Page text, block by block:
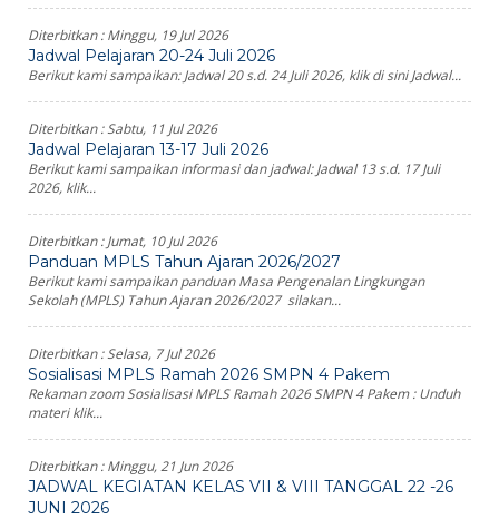
Diterbitkan :Minggu, 19 Jul 2026
Jadwal Pelajaran 20-24 Juli 2026
Berikut kami sampaikan: Jadwal 20 s.d. 24 Juli 2026, klik di sini Jadwal...
Diterbitkan :Sabtu, 11 Jul 2026
Jadwal Pelajaran 13-17 Juli 2026
Berikut kami sampaikan informasi dan jadwal: Jadwal 13 s.d. 17 Juli
2026, klik...
Diterbitkan :Jumat, 10 Jul 2026
Panduan MPLS Tahun Ajaran 2026/2027
Berikut kami sampaikan panduan Masa Pengenalan Lingkungan
Sekolah (MPLS) Tahun Ajaran 2026/2027 silakan...
Diterbitkan :Selasa, 7 Jul 2026
Sosialisasi MPLS Ramah 2026 SMPN 4 Pakem
Rekaman zoom Sosialisasi MPLS Ramah 2026 SMPN 4 Pakem : Unduh
materi klik...
Diterbitkan :Minggu, 21 Jun 2026
JADWAL KEGIATAN KELAS VII & VIII TANGGAL 22 -26
JUNI 2026